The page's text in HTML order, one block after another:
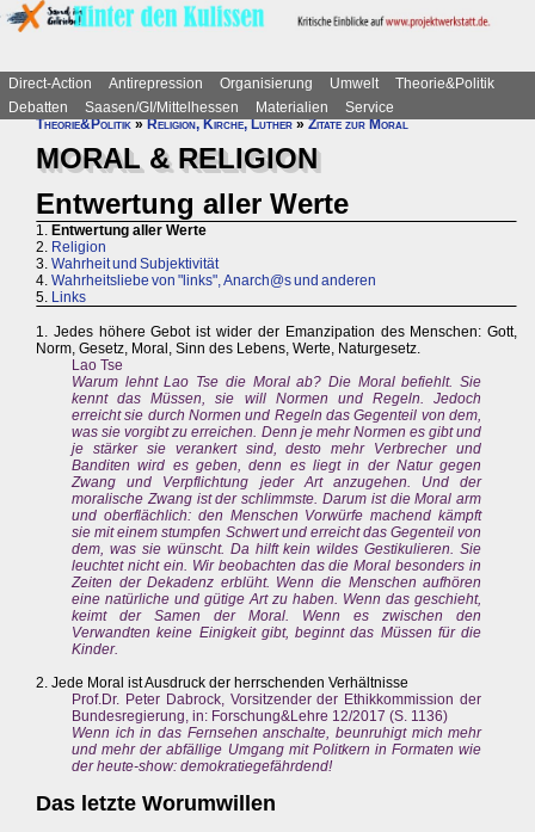
Direct-Action Antirepression Organisierung Umwelt
Theorie&Politik
Debatten
Saasen/GI/Mittelhessen Materialien
Service
Theorie&Politik»Religion, Kirche, Luther»Zitate zur Moral
MORAL & RELIGION
Entwertung aller Werte
1. Entwertung aller Werte
2. Religion
3. Wahrheit und Subjektivität
4. Wahrheitsliebe von "links", Anarch@s und anderen
5. Links
1. Jedes höhere Gebot ist wider der Emanzipation des Menschen: Gott,
Norm, Gesetz, Moral, Sinn des Lebens, Werte, Naturgesetz.
Lao Tse
Warum lehnt Lao Tse die Moral ab? Die Moral befiehlt. Sie
kennt das Müssen, sie will Normen und Regeln. Jedoch
erreicht sie durch Normen und Regeln das Gegenteil von dem,
was sie vorgibt zu erreichen. Denn je mehr Normen es gibt und
je stärker sie verankert sind, desto mehr Verbrecher und
Banditen wird es geben, denn es liegt in der Natur gegen
Zwang und Verpflichtung jeder Art anzugehen. Und der
moralische Zwang ist der schlimmste. Darum ist die Moral arm
und oberflächlich: den Menschen Vorwürfe machend kämpft
sie mit einem stumpfen Schwert und erreicht das Gegenteil von
dem, was sie wünscht. Da hilft kein wildes Gestikulieren. Sie
leuchtet nicht ein. Wir beobachten das die Moral besonders in
Zeiten der Dekadenz erblüht. Wenn die Menschen aufhören
eine natürliche und gütige Art zu haben. Wenn das geschieht,
keimt der Samen der Moral. Wenn es zwischen den
Verwandten keine Einigkeit gibt, beginnt das Müssen für die
Kinder.
2. Jede Moral ist Ausdruck der herrschenden Verhältnisse
Prof.Dr. Peter Dabrock, Vorsitzender der Ethikkommission der
Bundesregierung, in: Forschung&Lehre 12/2017 (S. 1136)
Wenn ich in das Fernsehen anschalte, beunruhigt mich mehr
und mehr der abfällige Umgang mit Politkern in Formaten wie
der heute-show: demokratiegefährdend!
Das letzte Worumwillen